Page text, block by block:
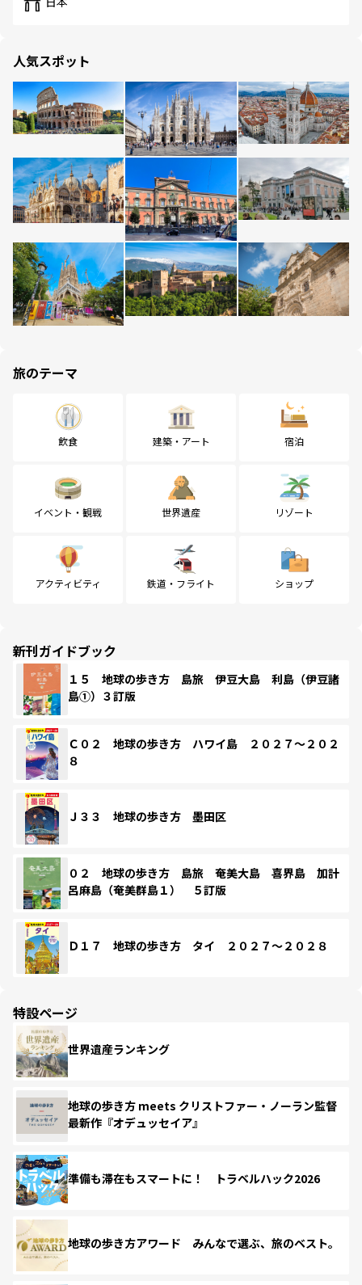
人気スポット
旅のテーマ
飲食 建築・アート 宿泊
イベント・観戦 世界遺産 リゾート
アクティビティ 鉄道・フライト ショップ
新刊ガイドブック
１５ 地球の歩き方 島旅 伊豆大島 利島（伊豆諸
島①）３訂版
Ｃ０２ 地球の歩き方 ハワイ島 ２０２７～２０２
８
Ｊ３３ 地球の歩き方 墨田区
０２ 地球の歩き方 島旅 奄美大島 喜界島 加計
呂麻島（奄美群島１） ５訂版
Ｄ１７ 地球の歩き方 タイ ２０２７～２０２８
特設ページ
世界遺産ランキング
地球の歩き方 meets クリストファー・ノーラン監督
最新作『オデュッセイア』
準備も滞在もスマートに！ トラベルハック2026
地球の歩き方アワード みんなで選ぶ、旅のベスト。